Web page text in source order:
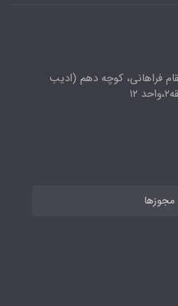
فراهانی، کوچه دهم (ادیب
مجوزها